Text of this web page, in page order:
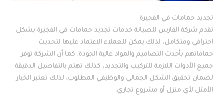
تجديد حمامات في الفجيرة
تقدم شركة الفارس للصيانة خدمات تجديد حمامات في الفجيرة بشكل
احترافي ومتكامل، لذلك يمكن للعملاء الاعتماد عليها لتحديث
حماماتهم بأحدث التصاميم والمواد عالية الجودة. كما أن الشركة توفر
جميع الأدوات اللازمة للتركيب والتجديد، كذلك تهتم بالتفاصيل الدقيقة
لضمان تحقيق الشكل الجمالي والوظيفي المطلوب، لذلك تعتبر الخيار
الأمثل لأي منزل أو مشروع تجاري.